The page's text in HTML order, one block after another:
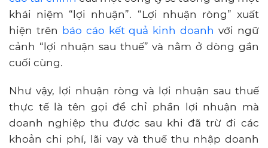
khái niệm “lợi nhuận”. “Lợi nhuận ròng” xuất
hiện trên báo cáo kết quả kinh doanh với ngữ
cảnh “lợi nhuận sau thuế” và nằm ở dòng gần
cuối cùng.
Như vậy, lợi nhuận ròng và lợi nhuận sau thuế
thực tế là tên gọi để chỉ phần lợi nhuận mà
doanh nghiệp thu được sau khi đã trừ đi các
khoản chi phí, lãi vay và thuế thu nhập doanh